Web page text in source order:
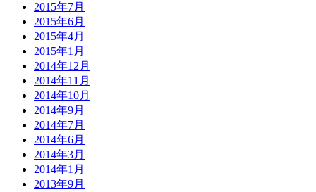
2015年7月
2015年6月
2015年4月
2015年1月
2014年12月
2014年11月
2014年10月
2014年9月
2014年7月
2014年6月
2014年3月
2014年1月
2013年9月